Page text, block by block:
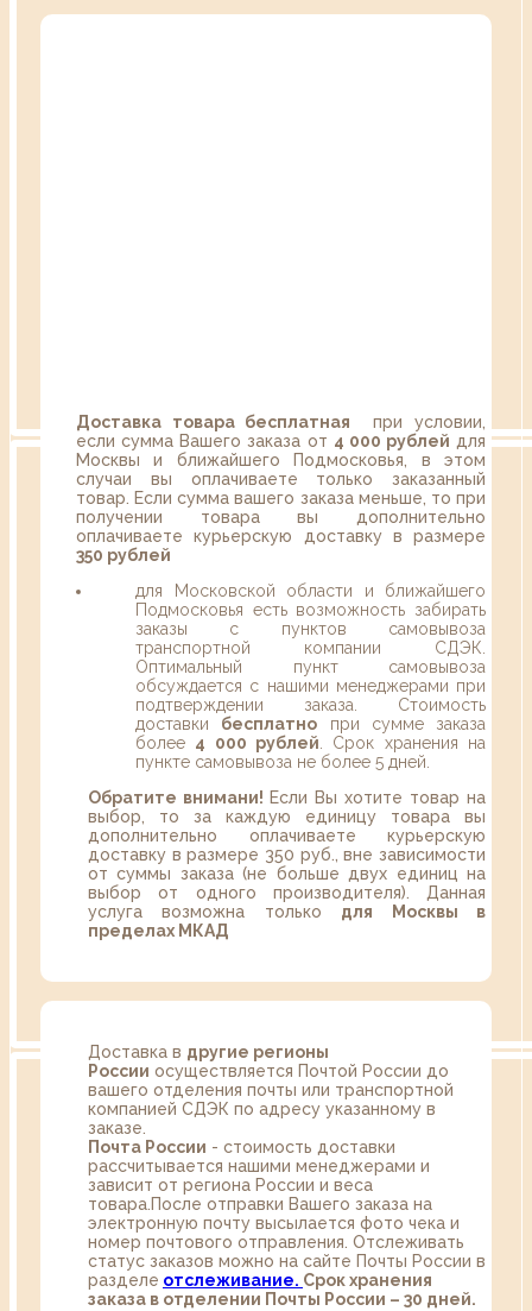
Доставка товара бесплатная при условии,
если сумма Вашего заказа от 4 000 рублей для
Москвы и ближайшего Подмосковья, в этом
случаи вы оплачиваете только заказанный
товар. Если сумма вашего заказа меньше, то при
получении товара вы дополнительно
оплачиваете курьерскую доставку в размере
350 рублей
для Московской области и ближайшего
Подмосковья есть возможность забирать
заказы с пунктов самовывоза
транспортной компании СДЭК.
Оптимальный пункт самовывоза
обсуждается с нашими менеджерами при
подтверждении заказа. Стоимость
доставки бесплатно при сумме заказа
более 4 000 рублей . Срок хранения на
пункте самовывоза не более 5 дней.
Обратите внимани! Если Вы хотите товар на
выбор, то за каждую единицу товара вы
дополнительно оплачиваете курьерскую
доставку в размере 350 руб., вне зависимости
от суммы заказа (не больше двух единиц на
выбор от одного производителя). Данная
услуга возможна только для Москвы в
пределах МКАД
Доставка в другие регионы
России осуществляется Почтой России до
вашего отделения почты или транспортной
компанией СДЭК по адресу указанному в
заказе.
Почта России - стоимость доставки
рассчитывается нашими менеджерами и
зависит от региона России и веса
товара.После отправки Вашего заказа на
электронную почту высылается фото чека и
номер почтового отправления. Отслеживать
статус заказов можно на сайте Почты России в
разделе oтслеживание. Срок хранения
заказа в отделении Почты России – 30 дней.